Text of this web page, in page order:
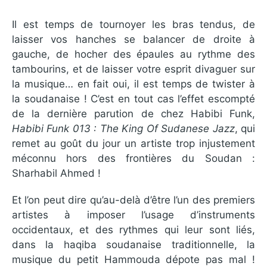
Il est temps de tournoyer les bras tendus, de
laisser vos hanches se balancer de droite à
gauche, de hocher des épaules au rythme des
tambourins, et de laisser votre esprit divaguer sur
la musique… en fait oui, il est temps de twister à
la soudanaise ! C’est en tout cas l’effet escompté
de la dernière parution de chez Habibi Funk,
Habibi Funk 013 : The King Of Sudanese Jazz, qui
remet au goût du jour un artiste trop injustement
méconnu hors des frontières du Soudan :
Sharhabil Ahmed !
Et l’on peut dire qu’au-delà d’être l’un des premiers
artistes à imposer l’usage d’instruments
occidentaux, et des rythmes qui leur sont liés,
dans la haqiba soudanaise traditionnelle, la
musique du petit Hammouda dépote pas mal !